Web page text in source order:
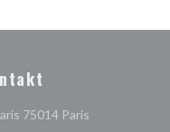
75014 Paris